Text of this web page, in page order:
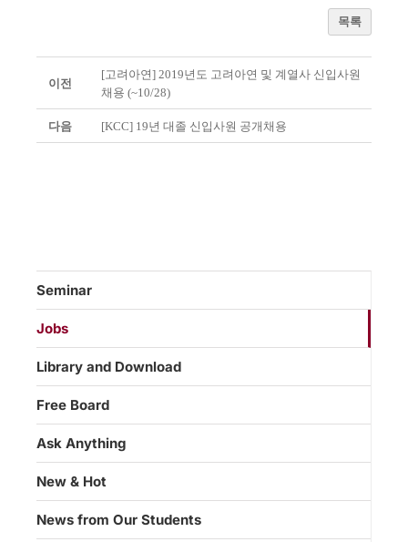
목록
이전
[고려아연] 2019년도 고려아연 및 계열사 신입사원
채용 (~10/28)
다음 [KCC] 19년 대졸 신입사원 공개채용
Seminar
Jobs
Library and Download
Free Board
Ask Anything
New & Hot
News from Our Students